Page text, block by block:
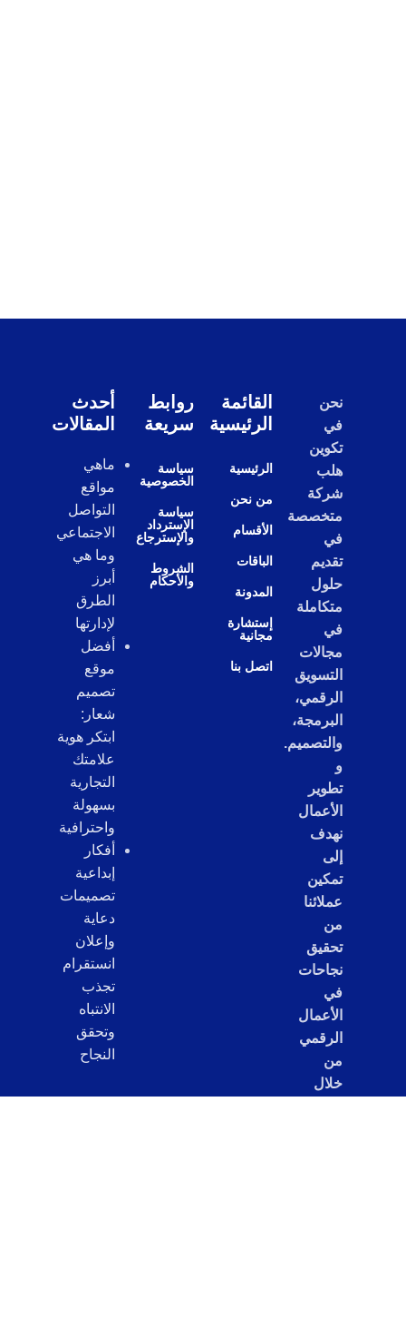
نحن
في
تكوين
هلب
شركة
متخصصة
في
تقديم
حلول
متكاملة
في
مجالات
التسويق
الرقمي،
البرمجة،
والتصميم.
و
تطوير
الأعمال
نهدف
إلى
تمكين
عملائنا
من
تحقيق
نجاحات
في
الأعمال
الرقمي
من
خلال
القائمة
الرئيسية
الرئيسية
من نحن
الأقسام
الباقات
المدونة
إستشارة
مجانية
اتصل بنا
روابط
سريعة
سياسة
الخصوصية
سياسة
الإسترداد
والإسترجاع
الشروط
والأحكام
أحدث
المقالات
ماهي
مواقع
التواصل
الاجتماعي
وما هي
أبرز
الطرق
لإدارتها
أفضل
موقع
تصميم
شعار:
ابتكر هوية
علامتك
التجارية
بسهولة
واحترافية
أفكار
إبداعية
تصميمات
دعاية
وإعلان
انستقرام
تجذب
الانتباه
وتحقق
النجاح